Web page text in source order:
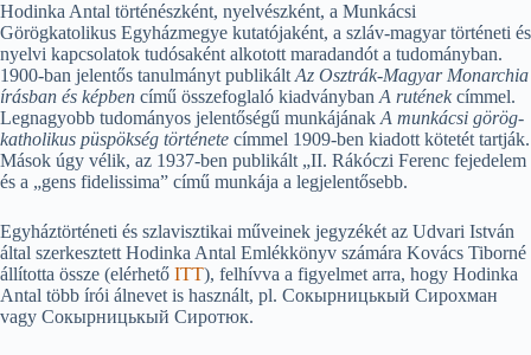
Hodinka Antal történészként, nyelvészként, a Munkácsi
Görögkatolikus Egyházmegye kutatójaként, a szláv-magyar történeti és
nyelvi kapcsolatok tudósaként alkotott maradandót a tudományban.
1900-ban jelentős tanulmányt publikált Az Osztrák-Magyar Monarchia
írásban és képben című összefoglaló kiadványban A rutének címmel.
Legnagyobb tudományos jelentőségű munkájának A munkácsi görög-
katholikus püspökség története címmel 1909-ben kiadott kötetét tartják.
Mások úgy vélik, az 1937-ben publikált „II. Rákóczi Ferenc fejedelem
és a „gens fidelissima” című munkája a legjelentősebb.
Egyháztörténeti és szlavisztikai műveinek jegyzékét az Udvari István
által szerkesztett Hodinka Antal Emlékkönyv számára Kovács Tiborné
állította össze (elérhető ITT), felhívva a figyelmet arra, hogy Hodinka
Antal több írói álnevet is használt, pl. Сокырницькый Сирохман
vagy Сокырницькый Сиротюк.